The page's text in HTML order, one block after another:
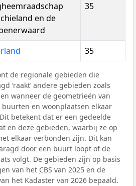
en de
35
35
de regionale gebieden die
‘raakt’ andere gebieden zoals
wanneer de geometrieën van
en woonplaatsen elkaar
betekent dat er een gedeelde
en deze gebieden, waarbij ze op
elkaar verbonden zijn. Dit kan
door een buurt loopt of de
volgt. De gebieden zijn op basis
van het CBS van 2025 en de
het Kadaster van 2026 bepaald.